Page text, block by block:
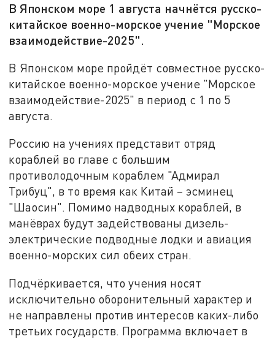
В Японском море 1 августа начнётся русско-
китайское военно-морское учение "Морское
взаимодействие-2025".
В Японском море пройдёт совместное русско-
китайское военно-морское учение "Морское
взаимодействие-2025" в период с 1 по 5
августа.
Россию на учениях представит отряд
кораблей во главе с большим
противолодочным кораблем "Адмирал
Трибуц", в то время как Китай – эсминец
"Шаосин". Помимо надводных кораблей, в
манёврах будут задействованы дизель-
электрические подводные лодки и авиация
военно-морских сил обеих стран.
Подчёркивается, что учения носят
исключительно оборонительный характер и
не направлены против интересов каких-либо
третьих государств. Программа включает в